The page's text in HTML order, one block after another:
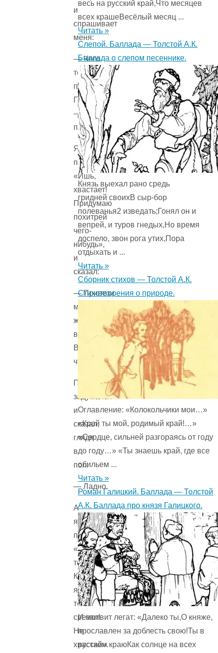
и
спрашивает
меня:
— Чего
тебе
привезти?
Говори
—
привезу.
Я
подумал:
«Ишь,
хвастает!
Придумаю
похитрей
чего-
нибудь»,
и
сказал:
— Привези
мне
живого
волка.
Вот
что!
Приятель
задумался
и
сказал,
глядя
в
пол:
— Ладно.
А
я
подумал:
«То-
то!
Как
я
тебя
срезал!
Не
хвастай».
весь на русский край,Что месяцев
всех крашеВесёлый месяц ...
Читать »
Слепой. Баллада — Толстой А.К.
Баллада о слепом песеннике.
Князь выехал рано средь
гридней своихВ сыр-бор
полеванья2 изведать;Гонял он и
вепрей, и туров гнедых,Но время
доспело, звон рога утих,Пора
отдыхать и ...
Читать »
Сборник стихов — Толстой А.К.
Стихотворения о природе.
Оглавление: «Колокольчики мои…»
«Край ты мой, родимый край!…»
«Сердце, сильней разгораясь от году
до году…» «Ты знаешь край, где все
обильем ...
Читать »
Роман Галицкий. Баллада — Толстой
А.К. Баллада про князя Галицкого.
И молвит легат: «Далеко ты,О княже,
прославлен за доблесть свою!Ты в
русском краюКак солнце на всех